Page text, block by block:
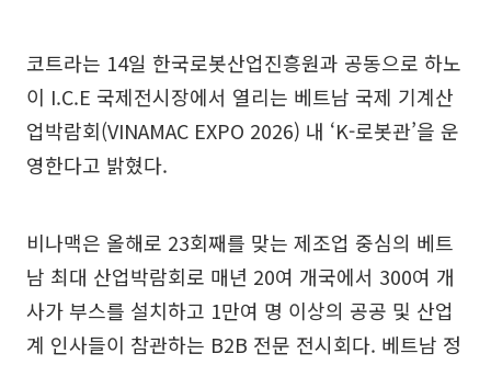
코트라는 14일 한국로봇산업진흥원과 공동으로 하노
이 I.C.E 국제전시장에서 열리는 베트남 국제 기계산
업박람회(VINAMAC EXPO 2026) 내 ‘K-로봇관’을 운
영한다고 밝혔다.
비나맥은 올해로 23회째를 맞는 제조업 중심의 베트
남 최대 산업박람회로 매년 20여 개국에서 300여 개
사가 부스를 설치하고 1만여 명 이상의 공공 및 산업
계 인사들이 참관하는 B2B 전문 전시회다. 베트남 정